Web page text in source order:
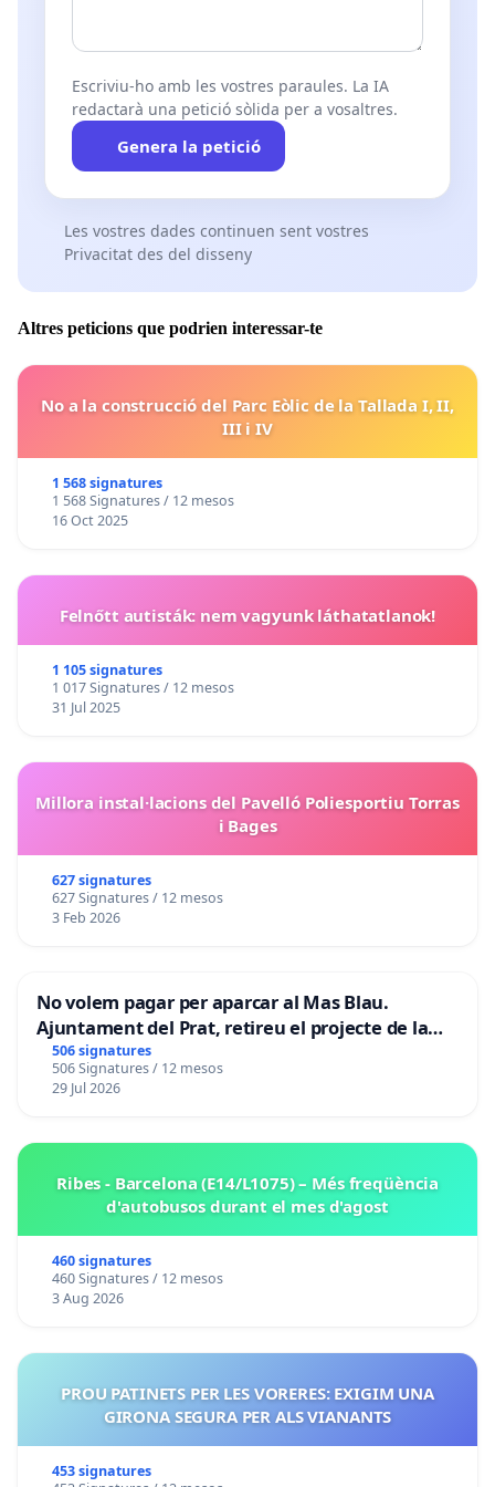
Escriviu-ho amb les vostres paraules. La IA
redactarà una petició sòlida per a vosaltres.
Genera la petició
Les vostres dades continuen sent vostres
Privacitat des del disseny
Altres peticions que podrien interessar-te
No a la construcció del Parc Eòlic de la Tallada I, II,
III i IV
1 568 signatures
1 568 Signatures / 12 mesos
16 Oct 2025
Felnőtt autisták: nem vagyunk láthatatlanok!
1 105 signatures
1 017 Signatures / 12 mesos
31 Jul 2025
Millora instal·lacions del Pavelló Poliesportiu Torras
i Bages
627 signatures
627 Signatures / 12 mesos
3 Feb 2026
No volem pagar per aparcar al Mas Blau.
Ajuntament del Prat, retireu el projecte de la
zona taronja.
506 signatures
506 Signatures / 12 mesos
29 Jul 2026
Ribes - Barcelona (E14/L1075) – Més freqüència
d'autobusos durant el mes d'agost
460 signatures
460 Signatures / 12 mesos
3 Aug 2026
PROU PATINETS PER LES VORERES: EXIGIM UNA
GIRONA SEGURA PER ALS VIANANTS
453 signatures